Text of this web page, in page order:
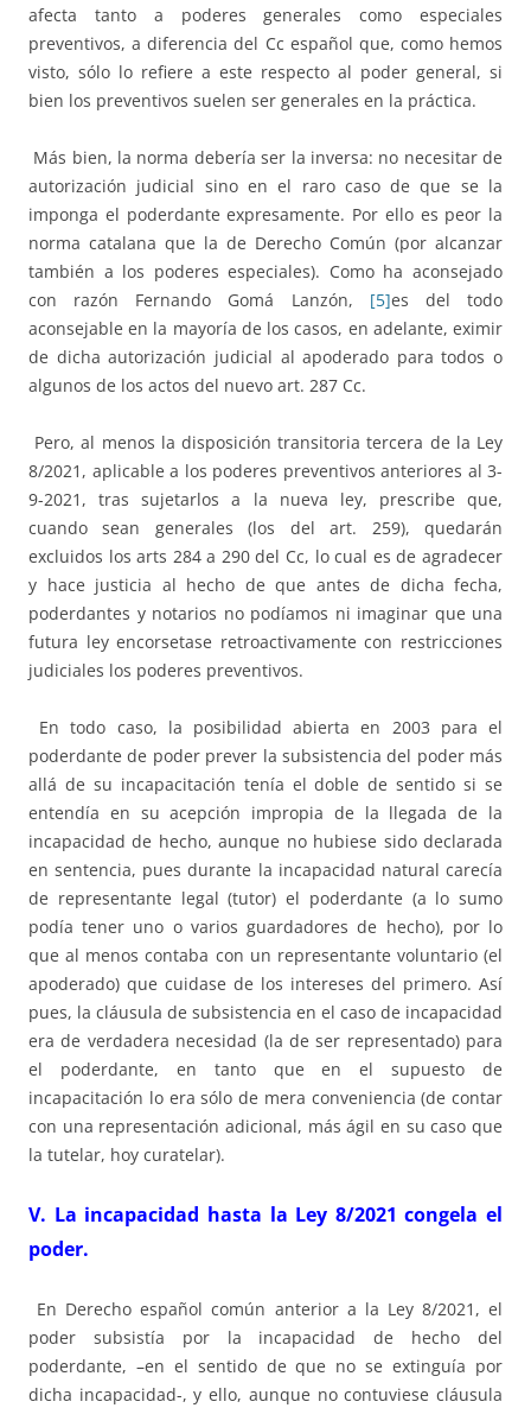
afecta tanto a poderes generales como especiales
preventivos, a diferencia del Cc español que, como hemos
visto, sólo lo refiere a este respecto al poder general, si
bien los preventivos suelen ser generales en la práctica.
Más bien, la norma debería ser la inversa: no necesitar de
autorización judicial sino en el raro caso de que se la
imponga el poderdante expresamente. Por ello es peor la
norma catalana que la de Derecho Común (por alcanzar
también a los poderes especiales). Como ha aconsejado
con razón Fernando Gomá Lanzón, [5]es del todo
aconsejable en la mayoría de los casos, en adelante, eximir
de dicha autorización judicial al apoderado para todos o
algunos de los actos del nuevo art. 287 Cc.
Pero, al menos la disposición transitoria tercera de la Ley
8/2021, aplicable a los poderes preventivos anteriores al 3-
9-2021, tras sujetarlos a la nueva ley, prescribe que,
cuando sean generales (los del art. 259), quedarán
excluidos los arts 284 a 290 del Cc, lo cual es de agradecer
y hace justicia al hecho de que antes de dicha fecha,
poderdantes y notarios no podíamos ni imaginar que una
futura ley encorsetase retroactivamente con restricciones
judiciales los poderes preventivos.
En todo caso, la posibilidad abierta en 2003 para el
poderdante de poder prever la subsistencia del poder más
allá de su incapacitación tenía el doble de sentido si se
entendía en su acepción impropia de la llegada de la
incapacidad de hecho, aunque no hubiese sido declarada
en sentencia, pues durante la incapacidad natural carecía
de representante legal (tutor) el poderdante (a lo sumo
podía tener uno o varios guardadores de hecho), por lo
que al menos contaba con un representante voluntario (el
apoderado) que cuidase de los intereses del primero. Así
pues, la cláusula de subsistencia en el caso de incapacidad
era de verdadera necesidad (la de ser representado) para
el poderdante, en tanto que en el supuesto de
incapacitación lo era sólo de mera conveniencia (de contar
con una representación adicional, más ágil en su caso que
la tutelar, hoy curatelar).
V. La incapacidad hasta la Ley 8/2021 congela el
poder.
En Derecho español común anterior a la Ley 8/2021, el
poder subsistía por la incapacidad de hecho del
poderdante, –en el sentido de que no se extinguía por
dicha incapacidad-, y ello, aunque no contuviese cláusula